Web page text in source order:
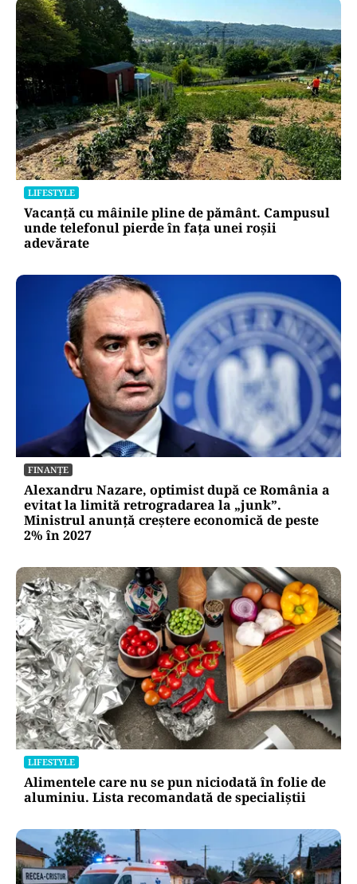
LIFESTYLE
Vacanță cu mâinile pline de pământ. Campusul
unde telefonul pierde în fața unei roșii
adevărate
FINANȚE
Alexandru Nazare, optimist după ce România a
evitat la limită retrogradarea la „junk”.
Ministrul anunță creștere economică de peste
2% în 2027
LIFESTYLE
Alimentele care nu se pun niciodată în folie de
aluminiu. Lista recomandată de specialiștii